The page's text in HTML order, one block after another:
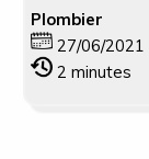
Plombier
27/06/2021
2 minutes